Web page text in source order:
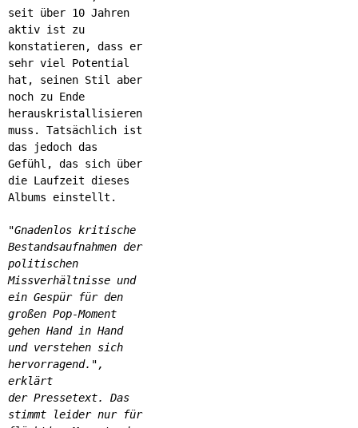
seit über 10 Jahren
aktiv ist zu
konstatieren, dass er
sehr viel Potential
hat, seinen Stil aber
noch zu Ende
herauskristallisieren
muss. Tatsächlich ist
das jedoch das
Gefühl, das sich über
die Laufzeit dieses
Albums einstellt.
"Gnadenlos kritische
Bestandsaufnahmen der
politischen
Missverhältnisse und
ein Gespür für den
großen Pop-Moment
gehen Hand in Hand
und verstehen sich
hervorragend.",
erklärt
der Pressetext. Das
stimmt leider nur für